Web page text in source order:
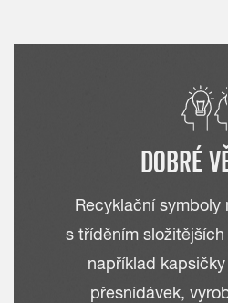
DOBRÉ
Recyklační symboly
s tříděním
například
přesnídávek,